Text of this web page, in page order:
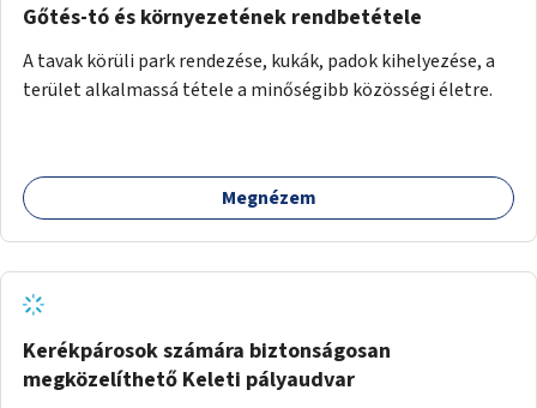
Gőtés-tó és környezetének rendbetétele
A tavak körüli park rendezése, kukák, padok kihelyezése, a
terület alkalmassá tétele a minőségibb közösségi életre.
Megnézem
Kerékpárosok számára biztonságosan
megközelíthető Keleti pályaudvar